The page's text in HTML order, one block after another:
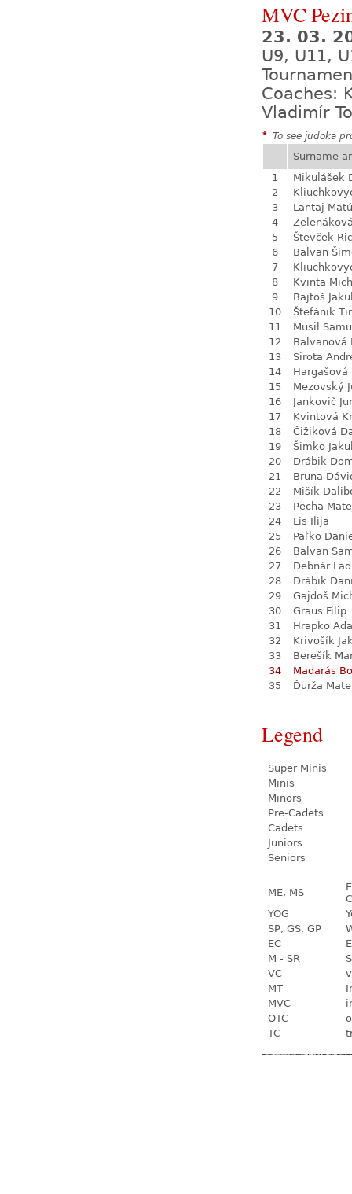
MVC
23. 03.
U9, U11,
Coaches:
Vladimír
* To see judoka
Surname
1
Mikulášek
2
3
Lantaj
4
5
Števček
6
Balvan
7
8
Kvinta
9
Bajtoš
10
Štefánik
11
Musil
12
Balvanová
13
Sirota
14
Hargašová
15
Mezovský
16
Jankovič
17
Kvintová
18
Čižiková
19
Šimko
20
Drábik
21
Bruna
22
Mišík
23
Pecha
24
Lis Ilija
25
Paľko
26
Balvan
27
Debnár
28
Drábik
29
Gajdoš
30
Graus Filip
31
Hrapko
32
Krivošík
33
Berešík
34
Madarás
35
Ďurža
Legend
Super Minis
Minis
Minors
Pre-Cadets
Cadets
Juniors
Seniors
ME, MS
YOG
SP, GS, GP
EC
M - SR
VC
MT
MVC
OTC
TC